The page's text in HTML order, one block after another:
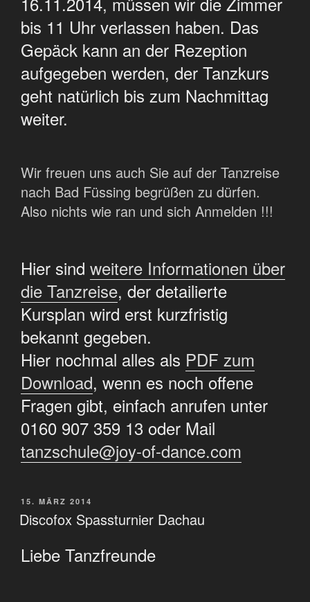
bis 11 Uhr verlassen haben. Das
Gepäck kann an der Rezeption
aufgegeben werden, der Tanzkurs
geht natürlich bis zum Nachmittag
weiter.
Wir freuen uns auch Sie auf der Tanzreise
nach Bad Füssing begrüßen zu dürfen.
Also nichts wie ran und sich Anmelden !!!
Hier sind weitere Informationen über
die Tanzreise, der detailierte
Kursplan wird erst kurzfristig
bekannt gegeben.
Hier nochmal alles als PDF zum
Download, wenn es noch offene
Fragen gibt, einfach anrufen unter
0160 907 359 13 oder Mail
tanzschule@joy-of-dance.com
VERÖFFENTLICHT
AM
15. MÄRZ 2014
Discofox Spassturnier Dachau
Liebe Tanzfreunde